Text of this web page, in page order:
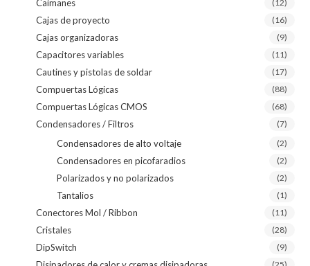
Caimanes (12)
Cajas de proyecto (16)
Cajas organizadoras (9)
Capacitores variables (11)
Cautines y pistolas de soldar (17)
Compuertas Lógicas (88)
Compuertas Lógicas CMOS (68)
Condensadores / Filtros (7)
Condensadores de alto voltaje (2)
Condensadores en picofaradios (2)
Polarizados y no polarizados (2)
Tantalios (1)
Conectores Mol / Ribbon (11)
Cristales (28)
DipSwitch (9)